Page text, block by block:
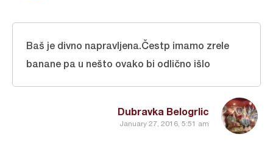
Dubravka Belogrlic
January 27, 2016, 5:51 am
Baš je divno napravljena.Čestp imamo zrele
banane pa u nešto ovako bi odlično išlo